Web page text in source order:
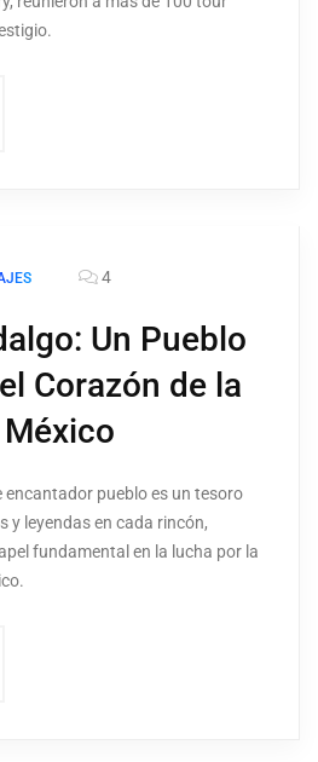
4
Un Pueblo
Corazón de la
encantador pueblo es un tesoro
y leyendas en cada rincón,
fundamental en la lucha por la